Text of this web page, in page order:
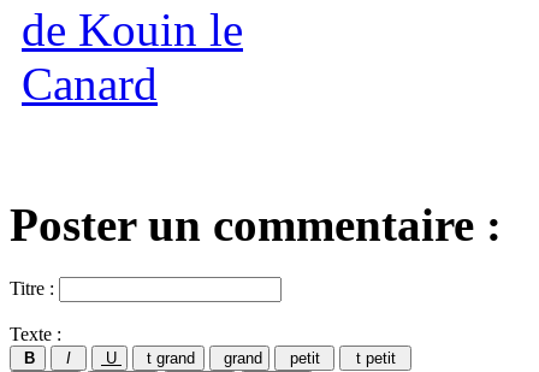
Poster un commentaire :
Titre :
Texte :